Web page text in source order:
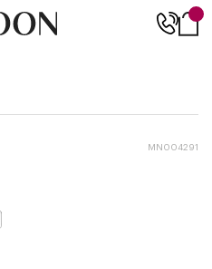
MN004291